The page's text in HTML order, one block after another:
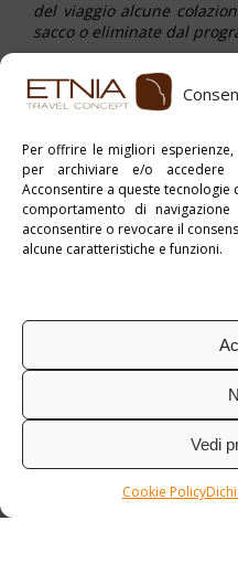
Per offrire le migliori
per archiviare e/o accedere
Acconsentire a queste
comportamento di
acconsentire o revocare il
alcune caratteristiche e funzioni.
Vedi
Cookie Policy
del viaggio alcune
sacco o eliminate dal
Pubblicato in:
Tag:Tour di Gruppo